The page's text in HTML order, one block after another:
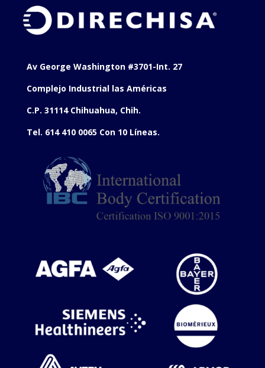
Av George Washington #3701-Int. 27
Complejo Industrial las Américas
C.P. 31114 Chihuahua, Chih.
Tel. 614 410 0065 Con 10 Líneas.